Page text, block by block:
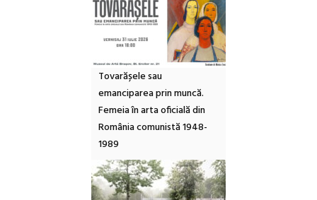
Tovarășele sau
emanciparea prin muncă.
Femeia în arta oficială din
România comunistă 1948-
1989